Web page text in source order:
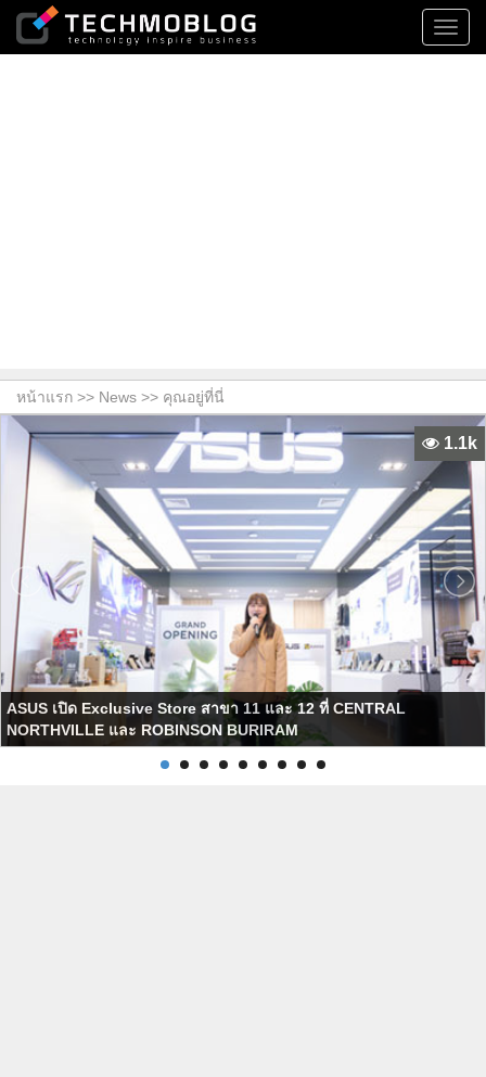
หน้าแรก >> News >> คุณอยู่ที่นี่
ASUS เปิด Exclusive Store สาขา 11 และ 12 ที่ CENTRAL
NORTHVILLE และ ROBINSON BURIRAM
1.1k